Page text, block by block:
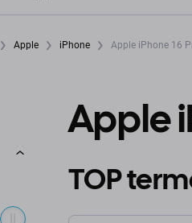
Apple iPhone Apple iPhone 16
Apple
TOP